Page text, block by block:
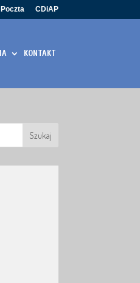
Poczta CDiAP
KONTAKT